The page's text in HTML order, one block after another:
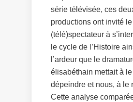
série télévisée, ces
productions ont invité le
(télé)spectateur à
le cycle de l’Histoire
l’ardeur que le
élisabéthain mettait à le
dépeindre et nous, à le
Cette analyse